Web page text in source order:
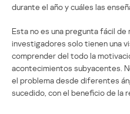
durante el año y cuáles las
Esta no es una pregunta fácil de
investigadores solo tienen una
comprender del todo la
acontecimientos subyacentes.
el problema desde diferentes
sucedido, con el beneficio de la